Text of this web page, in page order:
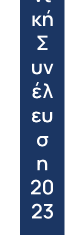
κή
Σ
υν
έλ
ευ
σ
η
20
23